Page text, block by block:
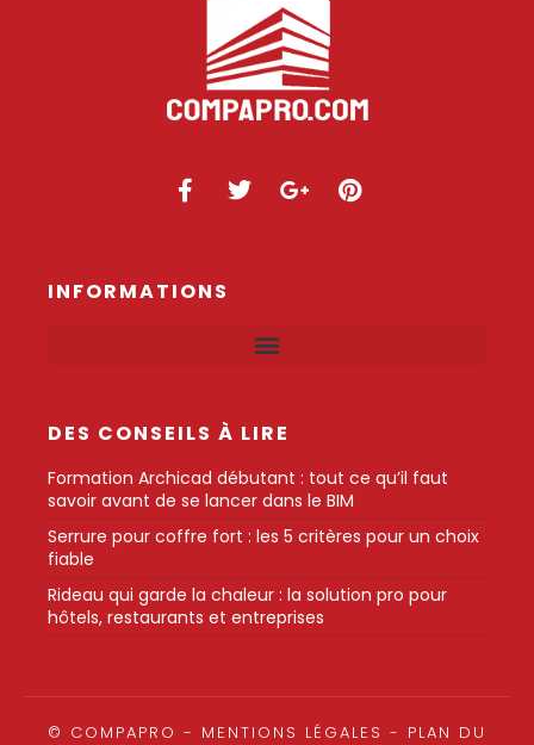
INFORMATIONS
DES CONSEILS À LIRE
Formation Archicad débutant : tout ce qu’il faut
savoir avant de se lancer dans le BIM
Serrure pour coffre fort : les 5 critères pour un choix
fiable
Rideau qui garde la chaleur : la solution pro pour
hôtels, restaurants et entreprises
© COMPAPRO - MENTIONS LÉGALES - PLAN DU